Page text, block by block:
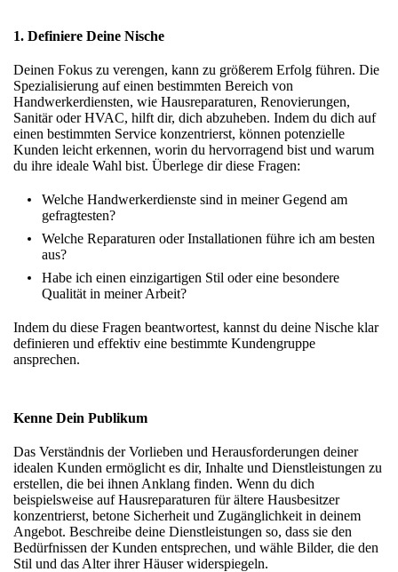
1. Definiere Deine Nische
Deinen Fokus zu verengen, kann zu größerem Erfolg führen. Die
Spezialisierung auf einen bestimmten Bereich von
Handwerkerdiensten, wie Hausreparaturen, Renovierungen,
Sanitär oder HVAC, hilft dir, dich abzuheben. Indem du dich auf
einen bestimmten Service konzentrierst, können potenzielle
Kunden leicht erkennen, worin du hervorragend bist und warum
du ihre ideale Wahl bist. Überlege dir diese Fragen:
Welche Handwerkerdienste sind in meiner Gegend am
gefragtesten?
Welche Reparaturen oder Installationen führe ich am besten
aus?
Habe ich einen einzigartigen Stil oder eine besondere
Qualität in meiner Arbeit?
Indem du diese Fragen beantwortest, kannst du deine Nische klar
definieren und effektiv eine bestimmte Kundengruppe
ansprechen.
Kenne Dein Publikum
Das Verständnis der Vorlieben und Herausforderungen deiner
idealen Kunden ermöglicht es dir, Inhalte und Dienstleistungen zu
erstellen, die bei ihnen Anklang finden. Wenn du dich
beispielsweise auf Hausreparaturen für ältere Hausbesitzer
konzentrierst, betone Sicherheit und Zugänglichkeit in deinem
Angebot. Beschreibe deine Dienstleistungen so, dass sie den
Bedürfnissen der Kunden entsprechen, und wähle Bilder, die den
Stil und das Alter ihrer Häuser widerspiegeln.